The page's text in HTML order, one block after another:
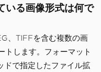
いる画像形式は何で
、TIFFを含む複数の画
トします。フォーマット
で指定したファイル拡